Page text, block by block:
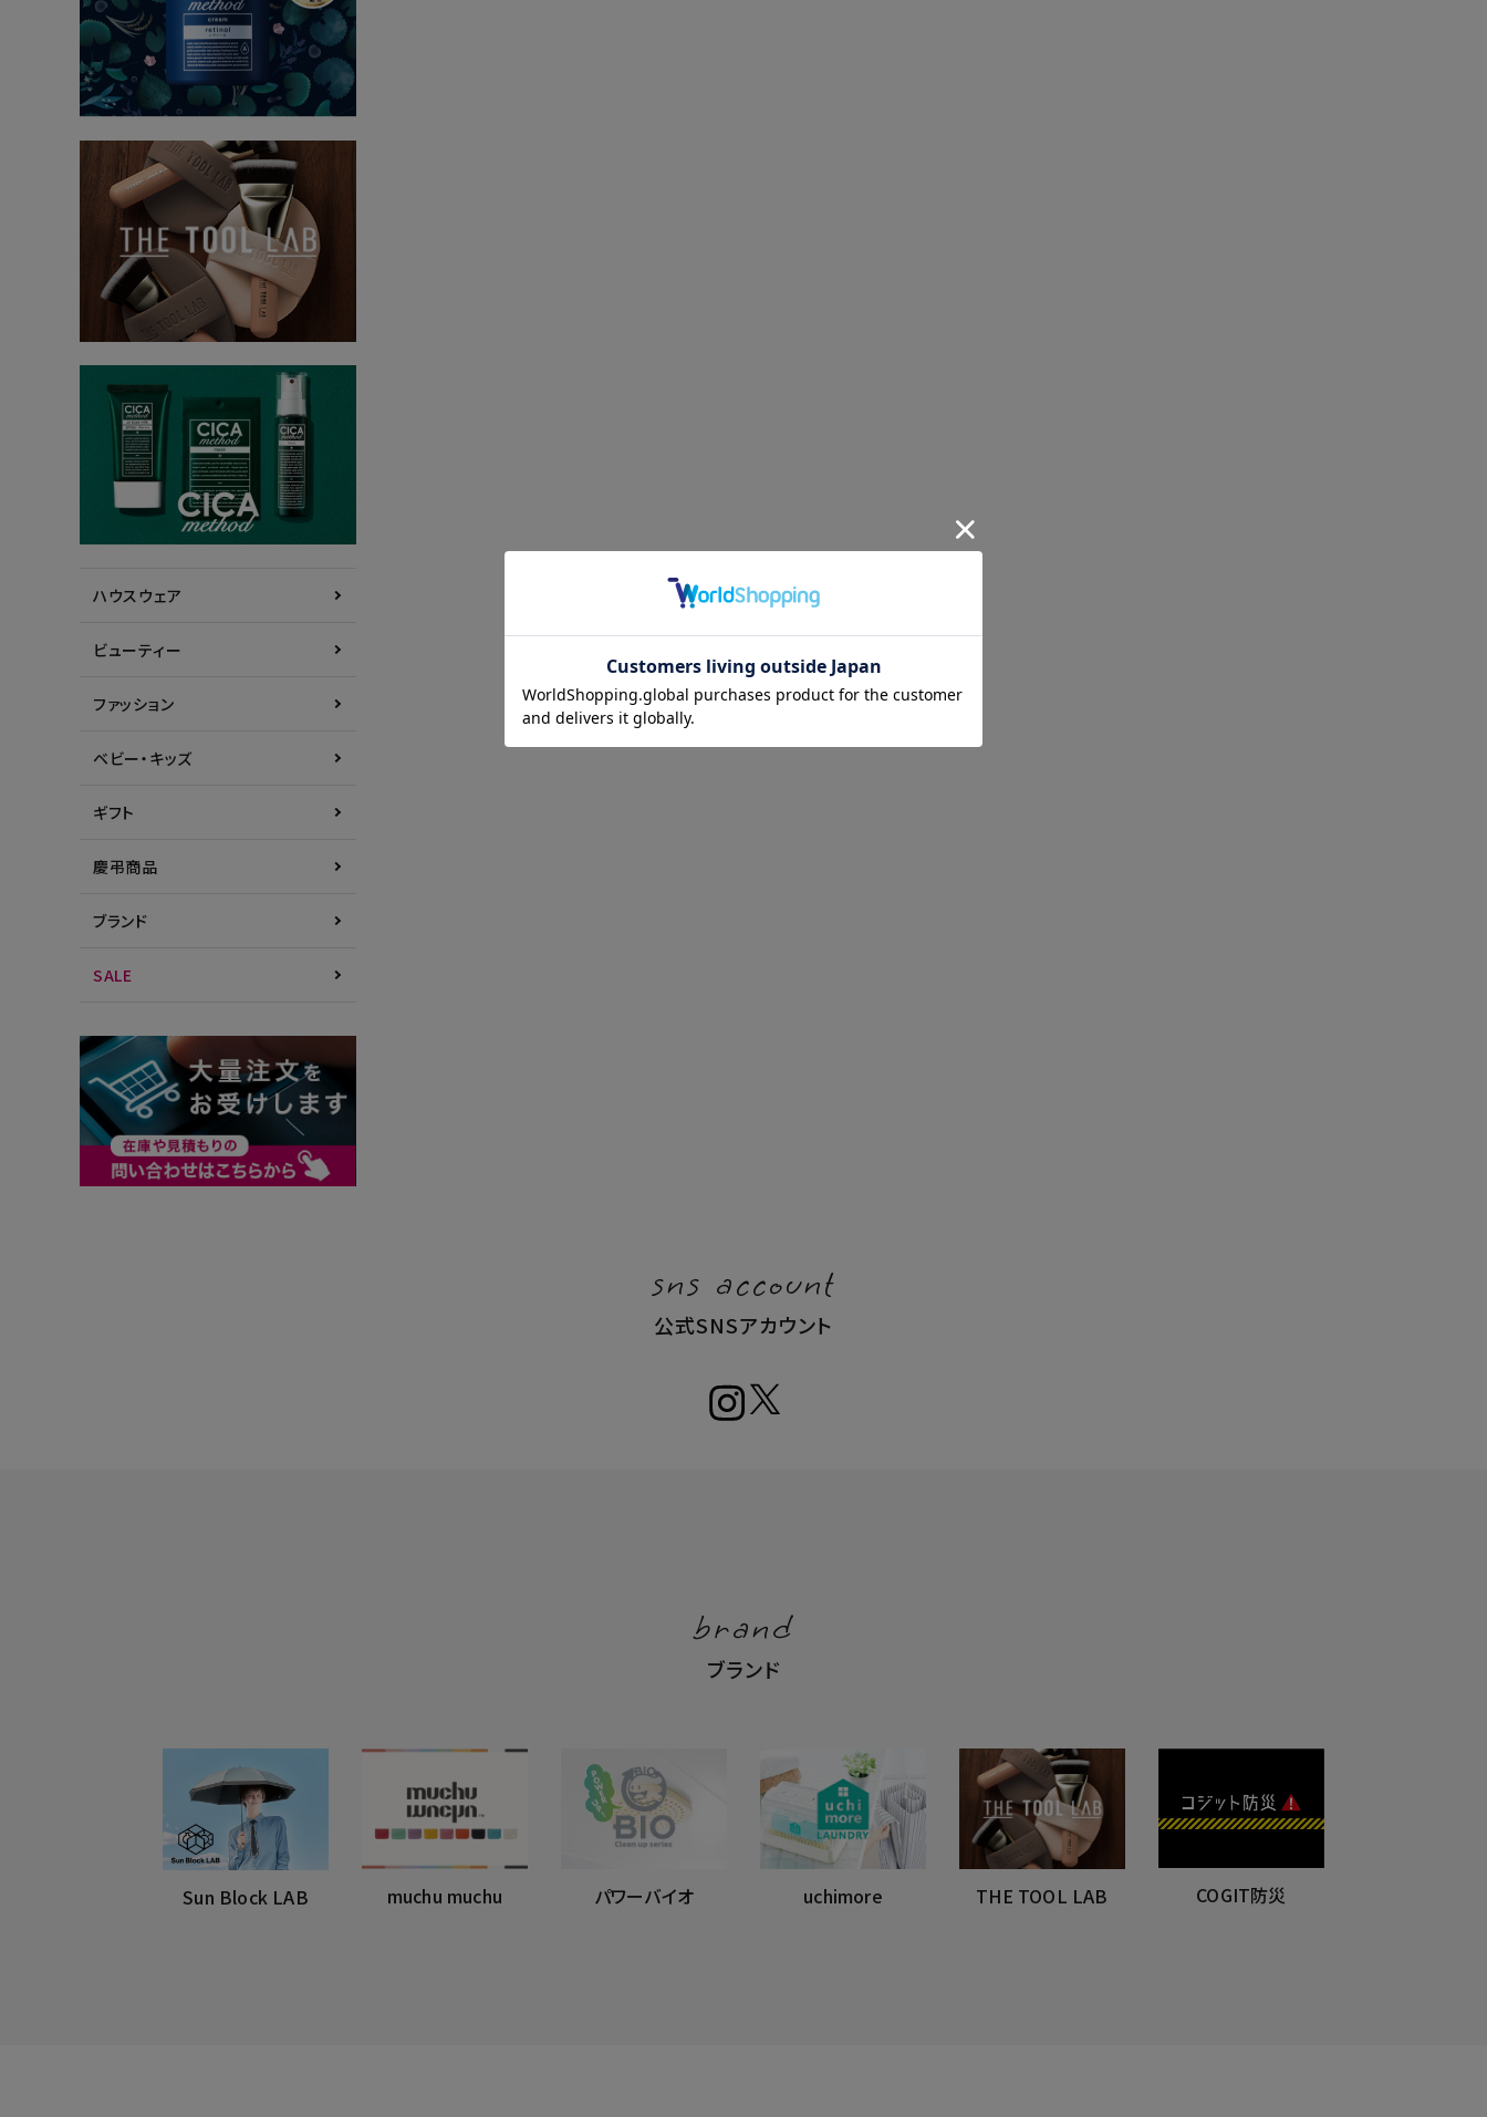
ハウスウェア
ビューティー
ファッション
ベビー・キッズ
ギフト
慶弔商品
ブランド
SALE
sns account
公式SNSアカウント
brand
ブランド
Sun Block LAB muchu muchu パワーバイオ uchimore THE TOOL LAB COGIT防災